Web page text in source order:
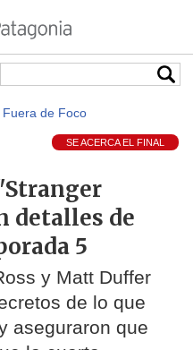
Fuera de Foco
SE ACERCA EL FINAL
detalles de
5
y Matt Duffer
de lo que
aseguraron que